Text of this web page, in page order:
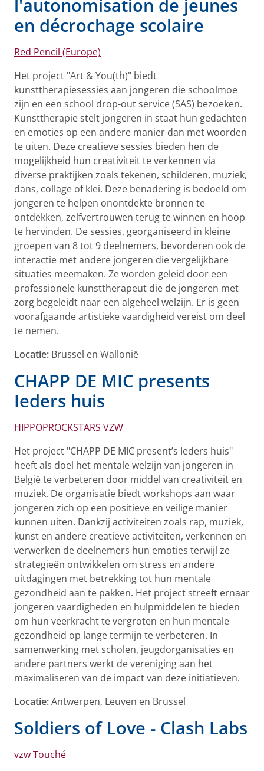
l'autonomisation de jeunes
en décrochage scolaire
Red Pencil (Europe)
Het project "Art & You(th)" biedt
kunsttherapiesessies aan jongeren die schoolmoe
zijn en een school drop-out service (SAS) bezoeken.
Kunsttherapie stelt jongeren in staat hun gedachten
en emoties op een andere manier dan met woorden
te uiten. Deze creatieve sessies bieden hen de
mogelijkheid hun creativiteit te verkennen via
diverse praktijken zoals tekenen, schilderen, muziek,
dans, collage of klei. Deze benadering is bedoeld om
jongeren te helpen onontdekte bronnen te
ontdekken, zelfvertrouwen terug te winnen en hoop
te hervinden. De sessies, georganiseerd in kleine
groepen van 8 tot 9 deelnemers, bevorderen ook de
interactie met andere jongeren die vergelijkbare
situaties meemaken. Ze worden geleid door een
professionele kunsttherapeut die de jongeren met
zorg begeleidt naar een algeheel welzijn. Er is geen
voorafgaande artistieke vaardigheid vereist om deel
te nemen.
Locatie: Brussel en Wallonië
CHAPP DE MIC presents
Ieders huis
HIPPOPROCKSTARS VZW
Het project "CHAPP DE MIC present’s Ieders huis"
heeft als doel het mentale welzijn van jongeren in
België te verbeteren door middel van creativiteit en
muziek. De organisatie biedt workshops aan waar
jongeren zich op een positieve en veilige manier
kunnen uiten. Dankzij activiteiten zoals rap, muziek,
kunst en andere creatieve activiteiten, verkennen en
verwerken de deelnemers hun emoties terwijl ze
strategieën ontwikkelen om stress en andere
uitdagingen met betrekking tot hun mentale
gezondheid aan te pakken. Het project streeft ernaar
jongeren vaardigheden en hulpmiddelen te bieden
om hun veerkracht te vergroten en hun mentale
gezondheid op lange termijn te verbeteren. In
samenwerking met scholen, jeugdorganisaties en
andere partners werkt de vereniging aan het
maximaliseren van de impact van deze initiatieven.
Locatie:Antwerpen, Leuven en Brussel
Soldiers of Love - Clash Labs
vzw Touché